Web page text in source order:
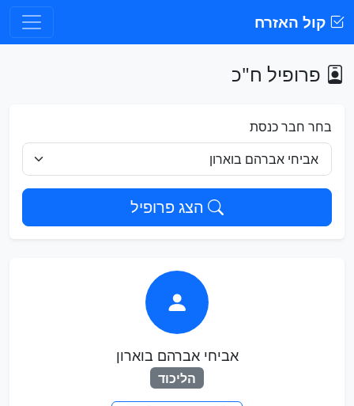
קול האזרח
פרופיל ח"כ
בחר חבר כנסת
הצג פרופיל
אביחי אברהם בוארון
הליכוד